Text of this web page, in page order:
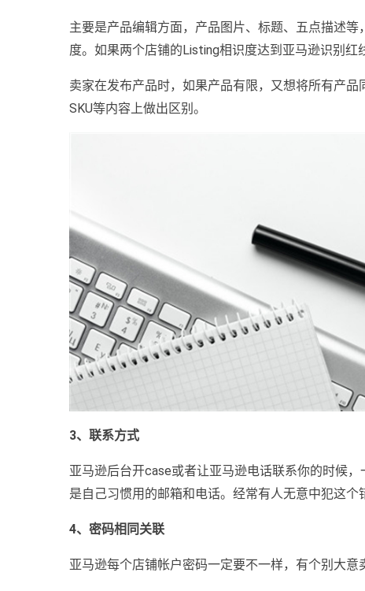
主要是产品编辑方面，产品图片、标题、五点描述
度。如果两个店铺的Listing相识度达到亚马逊识别红
卖家在发布产品时，如果产品有限，又想将所有产品
SKU等内容上做出区别。
3、联系方式
亚马逊后台开case或者让亚马逊电话联系你的时候
是自己习惯用的邮箱和电话。经常有人无意中犯这个
4、密码相同关联
亚马逊每个店铺帐户密码一定要不一样，有个别大意